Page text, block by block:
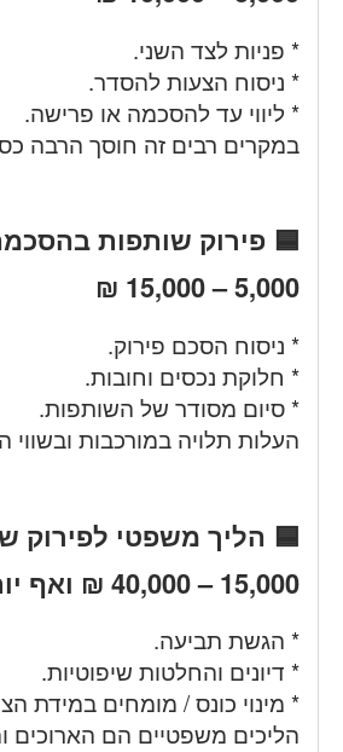
* פניות לצד השני.
* ניסוח הצעות להסדר.
* ליווי עד להסכמה או פרישה.
במקרים רבים זה חוסך הרבה
🟦 פירוק שותפות
5,000 – 15,000 ₪
* ניסוח הסכם פירוק.
* חלוקת נכסים וחובות.
* סיום מסודר של השותפות.
העלות תלויה במורכבות ובשווי
🟦 הליך משפטי לפירוק
15,000 – 40,000 ₪ ואף יותר
* הגשת תביעה.
* דיונים והחלטות שיפוטיות.
* מינוי כונס / מומחים במידת
הליכים משפטיים הם הארוכים